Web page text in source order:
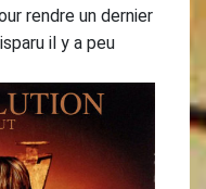
rendre un dernier
il y a peu